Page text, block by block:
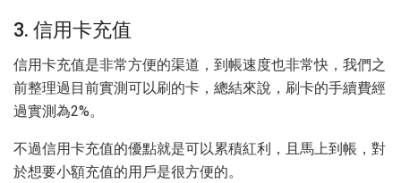
3. 信用卡充值
信用卡充值是非常方便的渠道，到帳速度也非常快，我們之
前整理過目前實測可以刷的卡，總結來說，刷卡的手續費經
過實測為2%。
不過信用卡充值的優點就是可以累積紅利，且馬上到帳，對
於想要小額充值的用戶是很方便的。